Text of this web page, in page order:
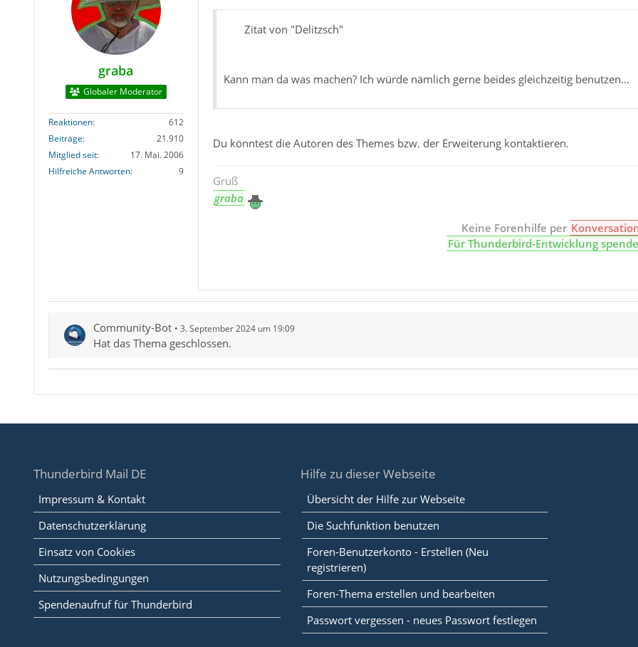
graba
Globaler Moderator
Reaktionen
612
Beiträge
21.910
Mitglied seit
17. Mai. 2006
Hilfreiche Antworten
9
Zitat von "Delitzsch"
Kann man da was machen? Ich würde nämlich gerne beides gleichzeitig benutzen...
Du könntest die Autoren des Themes bzw. der Erweiterung kontaktieren.
Gruß
graba
Keine Forenhilfe per
Für Thunderbird-Entwicklung
Community-Bot 3. September 2024 um 19:09
Hat das Thema geschlossen.
Thunderbird Mail DE
Impressum & Kontakt
Datenschutzerklärung
Einsatz von Cookies
Nutzungsbedingungen
Spendenaufruf für Thunderbird
Hilfe zu dieser Webseite
Übersicht der Hilfe zur Webseite
Die Suchfunktion benutzen
Foren-Benutzerkonto - Erstellen (Neu
registrieren)
Foren-Thema erstellen und bearbeiten
Passwort vergessen - neues Passwort festlegen